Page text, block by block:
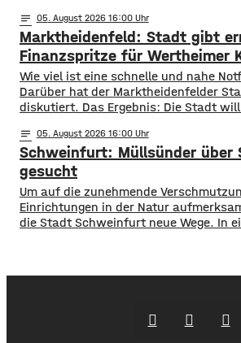
so viele Fahrgäste transportiert wie
waren knapp 18 Millionen Menschen
Nahverkehr unterwegs. ​Besonders
notes 05. August 2026 16:00
Marktheidenfeld: Stadt gibt
Finanzspritze für Wertheimer
​​Wie viel ist eine schnelle und nahe
Darüber hat der Marktheidenfelder
diskutiert. Das Ergebnis: Die Stadt
finanziell unterstützen. ​Über 31.000
diesem Jahr an den entsprechenden
Krankenhauses. Denn: Allein im
120 Menschen aus Marktheidenfeld
notes 05. August 2026 16:00
Schweinfurt: Müllsünder über
gesucht
Um auf die zunehmende
Einrichtungen in der Natur
die Stadt Schweinfurt neue Wege. In